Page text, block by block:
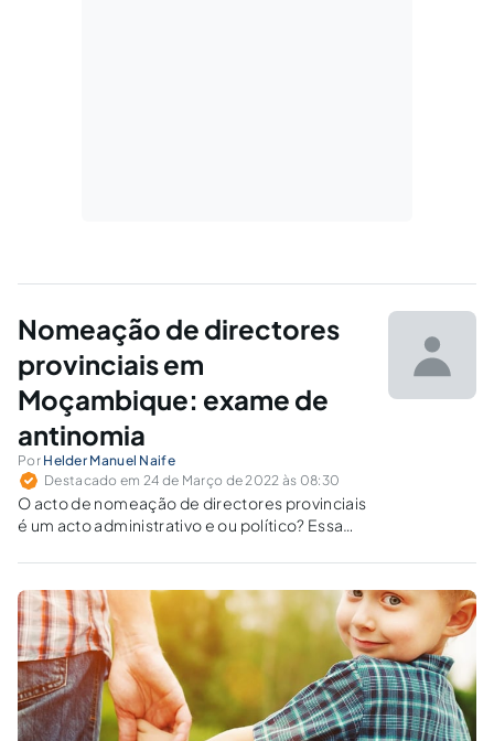
Nomeação de directores
provinciais em
Moçambique: exame de
antinomia
Por Helder Manuel Naife
Destacado em 24 de Março de 2022 às 08:30
O acto de nomeação de directores provinciais
é um acto administrativo e ou político? Essa
qualidade de funcionário público do
nomeado?